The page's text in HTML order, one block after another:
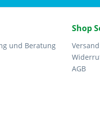
und Beratung
Shop
AGB